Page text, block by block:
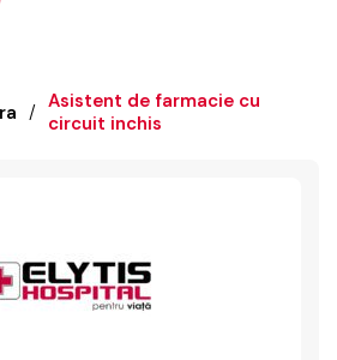
/ Asistent de farmacie cu
circuit inchis